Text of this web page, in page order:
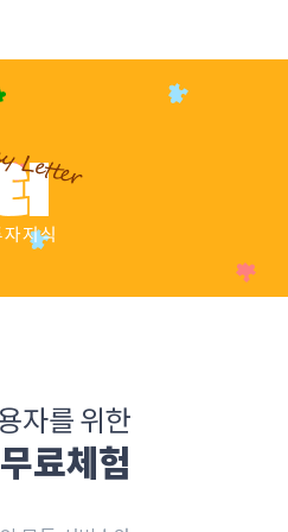
자를 위한
료체험